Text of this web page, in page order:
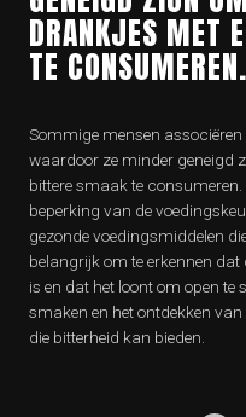
DRANKJES MET
TE CONSUMEREN.
Sommige mensen associëren
waardoor ze minder geneigd
bittere smaak te consumeren.
beperking van de
gezonde voedingsmiddelen
belangrijk om te erkennen
is en dat het loont om open te
smaken en het ontdekken
die bitterheid kan bieden.